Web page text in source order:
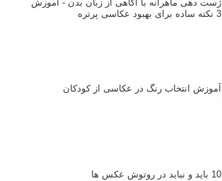
ژست دهی ماهرانه با آگاهی از زبان بدن - آموزش
3 نکته ساده برای بهبود عکاسی پرتره
آموزش انتخاب رنگ در عکاسی از کودکان
10 باید و نباید در روتوش عکس ها